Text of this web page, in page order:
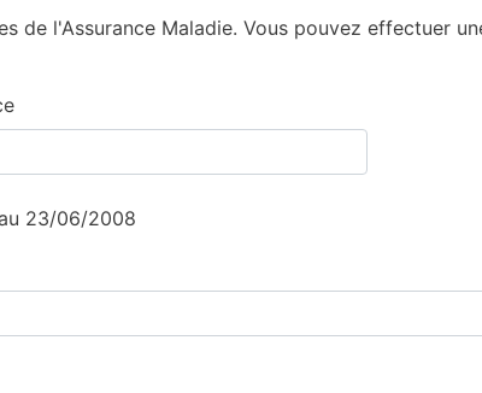
de l'Assurance Maladie. Vous pouvez effectuer
23/06/2008